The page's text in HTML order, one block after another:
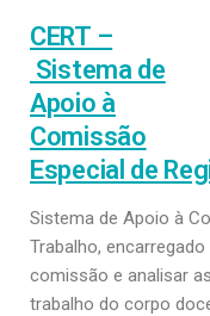
CERT –
Sistema de
Apoio à
Comissão
Especial de
Sistema de Apoio à
Trabalho,
comissão e analisar
trabalho do corpo